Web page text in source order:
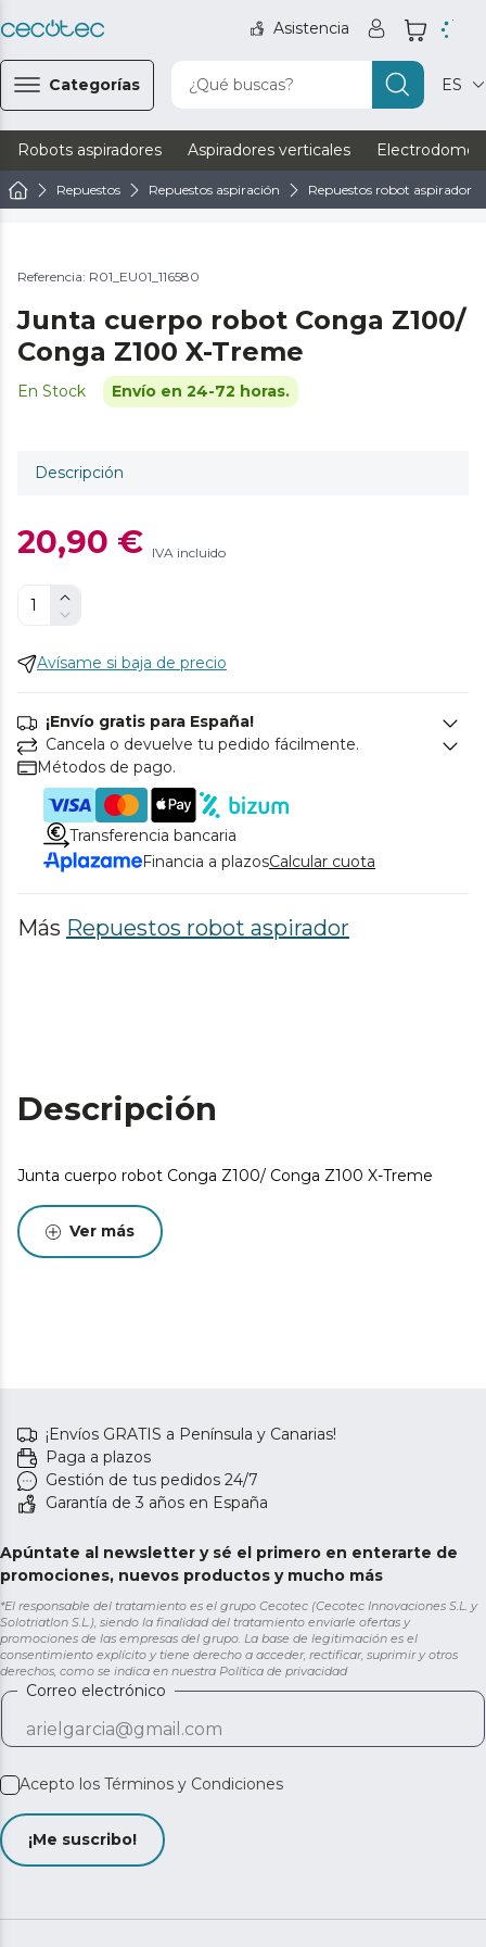
Asistencia
Categorías ¿Qué buscas? ES
Robots aspiradores Aspiradores verticales
Repuestos Repuestos aspiración Repuestos robot aspirador
Referencia: R01_EU01_116580
Junta cuerpo robot Conga Z100/
Conga Z100 X-Treme
En Stock Envío en 24-72 horas.
Descripción
20,90 € IVA incluido
Avísame si baja de precio
¡Envío gratis para España!
Cancela o devuelve tu pedido fácilmente.
Métodos de pago.
Transferencia bancaria
Financia a plazosCalcular cuota
Más Repuestos robot aspirador
Descripción
Junta cuerpo robot Conga Z100/ Conga Z100 X-Treme
Ver más
¡Envíos GRATIS a Península y Canarias!
Paga a plazos
Gestión de tus pedidos 24/7
Garantía de 3 años en España
Apúntate al newsletter y sé el primero en enterarte de
promociones, nuevos productos y mucho más
*El responsable del tratamiento es el grupo Cecotec (Cecotec Innovaciones S.L. y
Solotriatlon S.L.), siendo la finalidad del tratamiento enviarle ofertas y
promociones de las empresas del grupo. La base de legitimación es el
consentimiento explícito y tiene derecho a acceder, rectificar, suprimir y otros
derechos, como se indica en nuestra Política de privacidad
Correo electrónico
Acepto los Términos y Condiciones
¡Me suscribo!